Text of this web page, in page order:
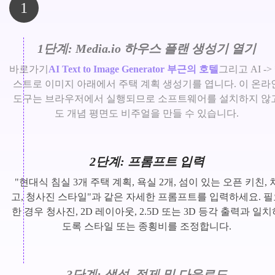
1
1단계: Media.io 하우스 플랜 생성기 열기
바로가기 AI Text to Image Generator 부근의 호텔 그리고 AI ->
스트로 이미지 아래에서 주택 계획 생성기를 엽니다. 이 온라
도구는 브라우저에서 실행되므로 소프트웨어를 설치하지 않
도 개념 평면도 비주얼을 만들 수 있습니다.
2단계: 프롬프트 입력
"현대식 침실 3개 주택 계획, 욕실 2개, 섬이 있는 오픈 키친,
고, 청사진 스타일"과 같은 자세한 프롬프트를 입력하세요. 필
한 경우 청사진, 2D 레이아웃, 2.5D 또는 3D 등각 출력과 일치
도록 스타일 또는 종횡비를 조정합니다.